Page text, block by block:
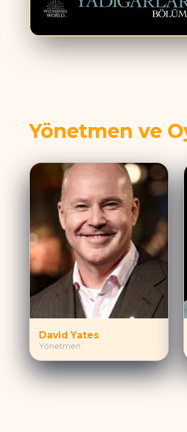
Yönetmen ve
David Yates
Yönetmen